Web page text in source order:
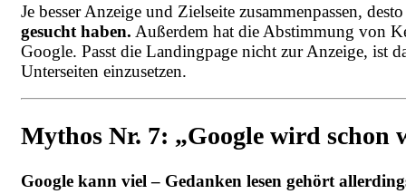
Je besser Anzeige und Zielseite zusammenpassen,
gesucht haben. Außerdem hat die Abstimmung von
Google. Passt die Landingpage nicht zur Anzeige, ist
Unterseiten einzusetzen.
Mythos Nr. 7: „Google wird schon
Google kann viel – Gedanken lesen gehört